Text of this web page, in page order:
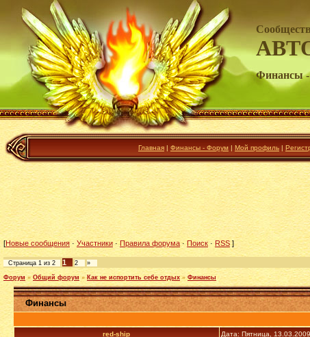
Финансы
Главная | Финансы - Форум | Мой профиль |
[Новые сообщения· Участники·Правила форума· Поиск· RSS]
Страница 1 из 2 1 2 »
Форум » Общий форум » Как не испортить себе отдых » Финансы
Финансы
red-ship Дата: Пятница,